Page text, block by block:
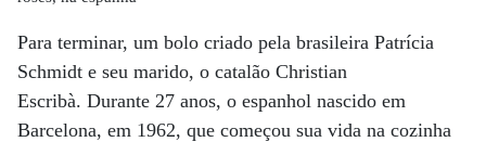
Para terminar, um bolo criado pela brasileira Patrícia
Schmidt e seu marido, o catalão Christian
Escribà. Durante 27 anos, o espanhol nascido em
Barcelona, em 1962, que começou sua vida na cozinha